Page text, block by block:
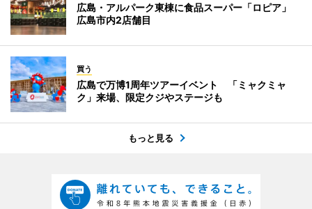
広島・アルパーク東棟に食品スーパー「ロピア」
広島市内2店舗目
買う
広島で万博1周年ツアーイベント 「ミャクミャ
ク」来場、限定クジやステージも
もっと見る